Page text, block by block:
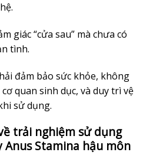
giác “cửa sau” mà chưa có
tình.
đảm bảo sức khỏe, không
quan sinh dục, và duy trì vệ
sử dụng.
trải nghiệm sử dụng
Anus Stamina hậu môn